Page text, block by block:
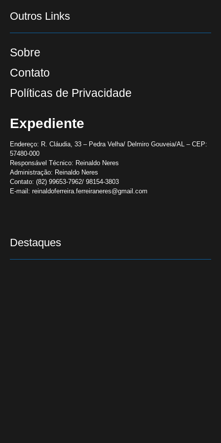
Outros Links
Sobre
Contato
Políticas de Privacidade
Expediente
Endereço: R. Cláudia, 33 – Pedra Velha/ Delmiro Gouveia/AL – CEP:
57480-000
Responsável Técnico: Reinaldo Neres
Administração: Reinaldo Neres
Contato: (82) 99653-7962/ 98154-3803
E-mail: reinaldoferreira.ferreiraneres@gmail.com
Destaques